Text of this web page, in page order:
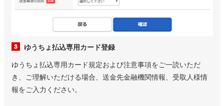
ゆうちょ払込専用カード登録
ゆうちょ払込専用カード規定および注意事項をご一読いただ
き、ご理解いただける場合、送金先金融機関情報、受取人様情
報をご入力ください。